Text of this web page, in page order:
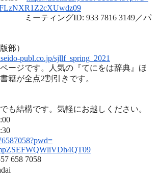
09
グID: 933 7816 3149／パ
部）
publ.co.jp/sjllf_spring_2021
ージです。人気の『てにをは辞典』ほ
籍が全点2割引きです。
も結構です。気軽にお越しください。
pwd=
09
658 7058